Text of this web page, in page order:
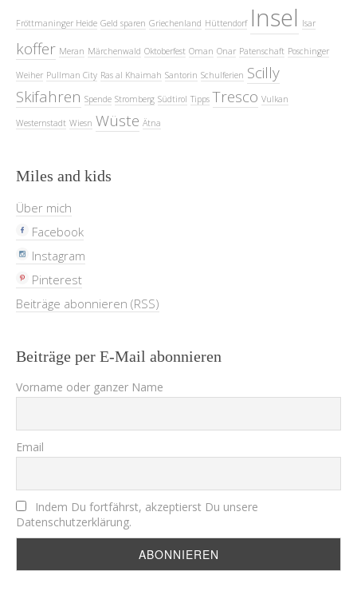
Fröttmaninger Heide Geld sparen Griechenland Hüttendorf Insel Isar
koffer Meran Märchenwald Oktoberfest Oman Onar Patenschaft Poschinger
Weiher Pullman City Ras al Khaimah Santorin Schulferien Scilly
Skifahren Spende Stromberg Südtirol Tipps Tresco Vulkan
Westernstadt Wiesn Wüste Ätna
Miles and kids
Über mich
Facebook
Instagram
Pinterest
Beiträge abonnieren (RSS)
Beiträge per E-Mail abonnieren
Vorname oder ganzer Name
Email
Indem Du fortfährst, akzeptierst Du unsere
Datenschutzerklärung.